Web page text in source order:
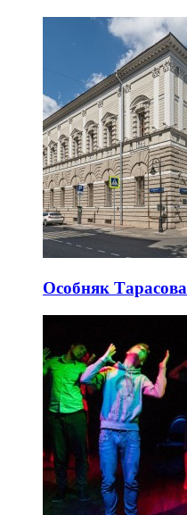
Особняк Тарасова